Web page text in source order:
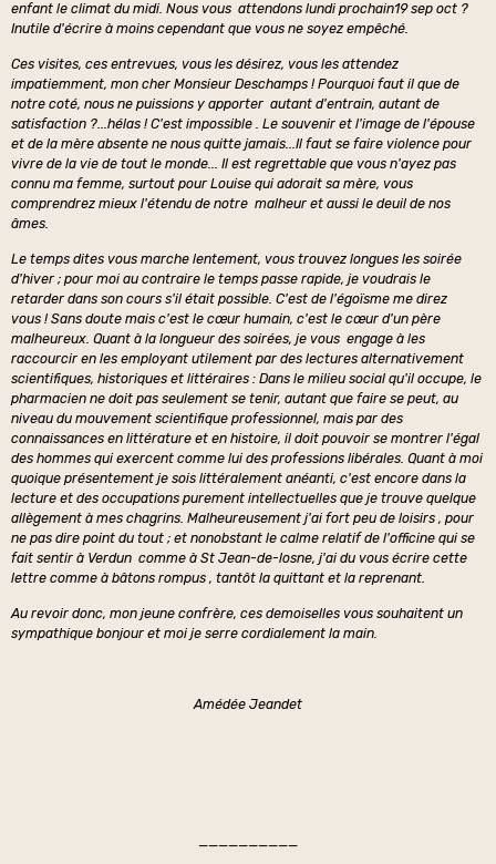
enfant le climat du midi. Nous vous attendons lundi prochain19 sep oct ?
Inutile d'écrire à moins cependant que vous ne soyez empêché.
Ces visites, ces entrevues, vous les désirez, vous les attendez
impatiemment, mon cher Monsieur Deschamps ! Pourquoi faut il que de
notre coté, nous ne puissions y apporter autant d'entrain, autant de
satisfaction ?...hélas ! C'est impossible . Le souvenir et l'image de l'épouse
et de la mère absente ne nous quitte jamais...Il faut se faire violence pour
vivre de la vie de tout le monde... Il est regrettable que vous n'ayez pas
connu ma femme, surtout pour Louise qui adorait sa mère, vous
comprendrez mieux l'étendu de notre malheur et aussi le deuil de nos
âmes.
Le temps dites vous marche lentement, vous trouvez longues les soirée
d'hiver ; pour moi au contraire le temps passe rapide, je voudrais le
retarder dans son cours s'il était possible. C'est de l'égoïsme me direz
vous ! Sans doute mais c'est le cœur humain, c'est le cœur d'un père
malheureux. Quant à la longueur des soirées, je vous engage à les
raccourcir en les employant utilement par des lectures alternativement
scientifiques, historiques et littéraires : Dans le milieu social qu'il occupe, le
pharmacien ne doit pas seulement se tenir, autant que faire se peut, au
niveau du mouvement scientifique professionnel, mais par des
connaissances en littérature et en histoire, il doit pouvoir se montrer l'égal
des hommes qui exercent comme lui des professions libérales. Quant à moi
quoique présentement je sois littéralement anéanti, c'est encore dans la
lecture et des occupations purement intellectuelles que je trouve quelque
allègement à mes chagrins. Malheureusement j'ai fort peu de loisirs , pour
ne pas dire point du tout ; et nonobstant le calme relatif de l'officine qui se
fait sentir à Verdun comme à St Jean-de-losne, j'ai du vous écrire cette
lettre comme à bâtons rompus , tantôt la quittant et la reprenant.
Au revoir donc, mon jeune confrère, ces demoiselles vous souhaitent un
sympathique bonjour et moi je serre cordialement la main.
Amédée Jeandet
——————————